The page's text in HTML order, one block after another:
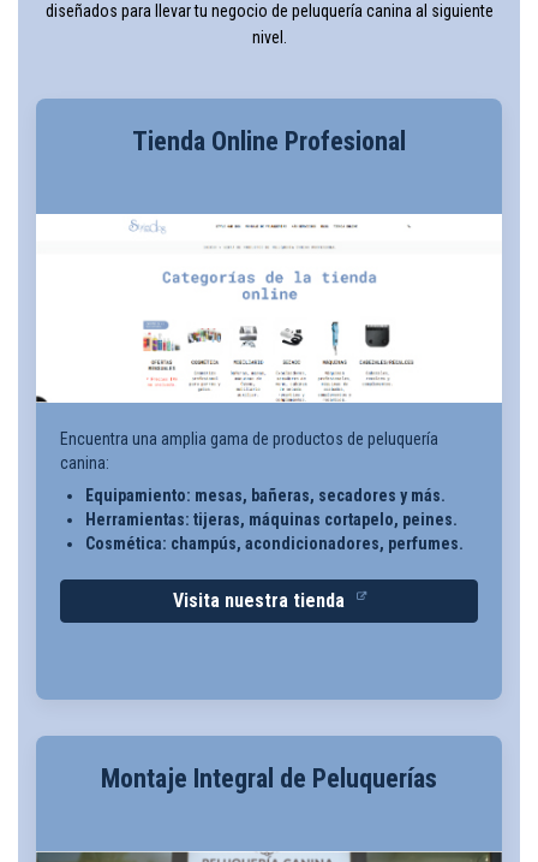
diseñados para llevar tu negocio de peluquería canina al siguiente
nivel.
Tienda Online Profesional
Encuentra una amplia gama de productos de peluquería
canina:
Equipamiento: mesas, bañeras, secadores y más.
Herramientas: tijeras, máquinas cortapelo, peines.
Cosmética: champús, acondicionadores, perfumes.
Visita nuestra tienda
Montaje Integral de Peluquerías